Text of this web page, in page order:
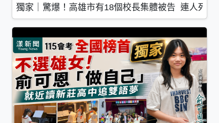
獨家｜驚爆！高雄市有18個校長集體被告 連人死了